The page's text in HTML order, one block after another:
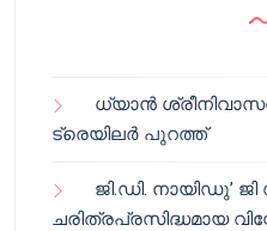
ധ്യാൻ
ട്രെയിലർ പുറത്ത്
ജി.ഡി. നായിഡു’
ചരിത്രപ്രസിദ്ധമായ